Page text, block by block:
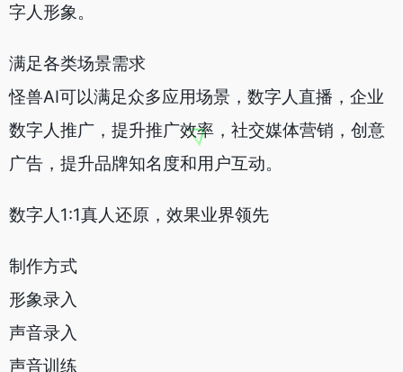
字人形象。
满足各类场景需求
怪兽AI可以满足众多应用场景，数字人直播，企业
数字人推广，提升推广效率，社交媒体营销，创意
广告，提升品牌知名度和用户互动。
数字人1:1真人还原，效果业界领先
制作方式
形象录入
声音录入
声音训练